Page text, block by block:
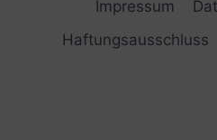
Impressum
Haftungsausschluss